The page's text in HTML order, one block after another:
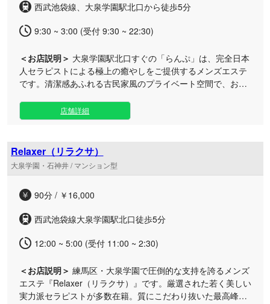
高の贅沢をぜひご体験ください。皆様のご来店を心よりお待
ちしております。
西武池袋線、大泉学園駅北口から徒歩5分
9:30 ~ 3:00 (受付 9:30 ~ 22:30)
＜お店説明＞ 大泉学園駅北口すぐの「らんぷ」は、完全日本
人セラピストによる極上の癒やしをご提供するメンズエステ
です。清潔感あふれる古民家風のプライベート空間で、お客
なセラピストが、その日の体調やストレスレベルを丁寧に把
握。本格的なボディケア技術を駆使し、お疲れの箇所へ的確
バランスを整え、明日への高いパフォーマンスを維持できる
よう親身にサポートいたします。 完全予約制の隠れ家サロン
となっておりますので、メンズエステが初めての方も周囲を
贅沢なリフレッシュタイムを心ゆくまでご堪能ください。皆
様のご来店を心よりお待ちしております。
店舗詳細
Relaxer（リラクサ）
大泉学園・石神井 / マンション型
90分 / ￥16,000
西武池袋線大泉学園駅北口徒歩5分
12:00 ~ 5:00 (受付 11:00 ~ 2:30)
＜お店説明＞ 練馬区・大泉学園で圧倒的な支持を誇るメンズ
エステ『Relaxer（リラクサ）』です。厳選された若く美しい
実力派セラピストが多数在籍。質にこだわり抜いた最高峰の